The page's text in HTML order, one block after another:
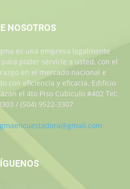
NOSOTROS
es una empresa legalmente
poder servirle a usted, con el
en el mercado nacional e
con eficiencia y eficacia. Edificio
el 4to Piso Cubiculo #402 Tel:
/ (504) 9522-3307